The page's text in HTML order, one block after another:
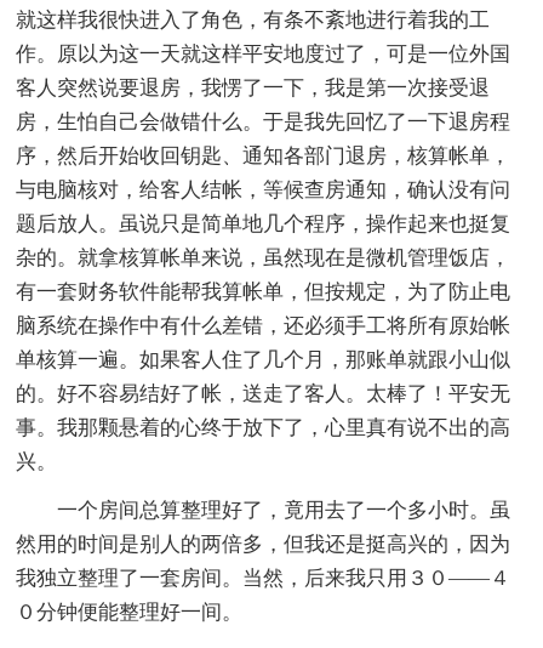
就这样我很快进入了角色，有条不紊地进行着我的工
作。原以为这一天就这样平安地度过了，可是一位外国
客人突然说要退房，我愣了一下，我是第一次接受退
房，生怕自己会做错什么。于是我先回忆了一下退房程
序，然后开始收回钥匙、通知各部门退房，核算帐单，
与电脑核对，给客人结帐，等候查房通知，确认没有问
题后放人。虽说只是简单地几个程序，操作起来也挺复
杂的。就拿核算帐单来说，虽然现在是微机管理饭店，
有一套财务软件能帮我算帐单，但按规定，为了防止电
脑系统在操作中有什么差错，还必须手工将所有原始帐
单核算一遍。如果客人住了几个月，那账单就跟小山似
的。好不容易结好了帐，送走了客人。太棒了！平安无
事。我那颗悬着的心终于放下了，心里真有说不出的高
兴。
一个房间总算整理好了，竟用去了一个多小时。虽
然用的时间是别人的两倍多，但我还是挺高兴的，因为
我独立整理了一套房间。当然，后来我只用３０——４
０分钟便能整理好一间。